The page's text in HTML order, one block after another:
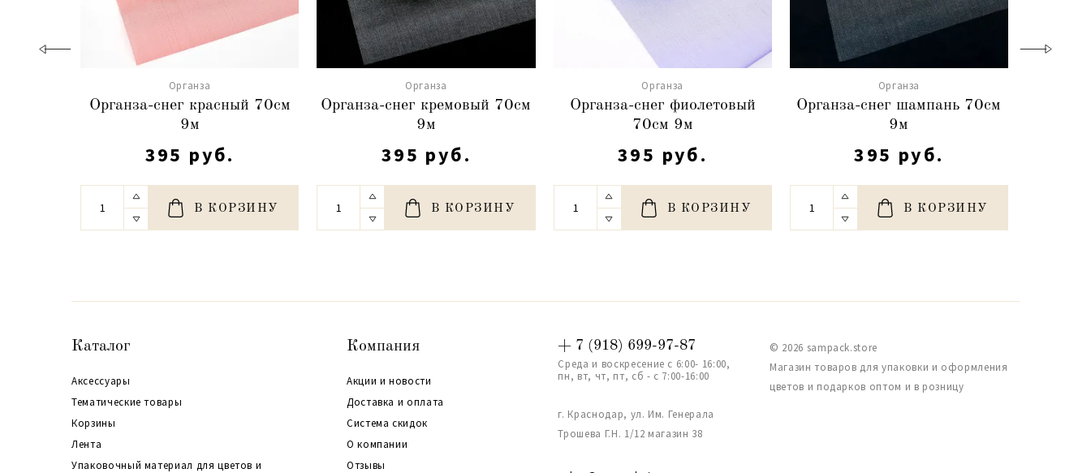
Органза
Органза-снег красный 70см
9м
395 руб.
В КОРЗИНУ
Органза
Органза-снег кремовый 70см
9м
395 руб.
В КОРЗИНУ
Органза
Органза-снег фиолетовый
70см 9м
395 руб.
В КОРЗИНУ
Органза
Органза-снег шампань 70см
9м
395 руб.
В КОРЗИНУ
Каталог
Аксессуары
Тематические товары
Корзины
Лента
Упаковочный материал для цветов и
Компания
Акции и новости
Доставка и оплата
Система скидок
О компании
Отзывы
+ 7 (918) 699-97-87
Среда и воскресение с 6:00- 16:00,
пн, вт, чт, пт, сб - с 7:00-16:00
г. Краснодар, ул. Им. Генерала
Трошева Г.Н. 1/12 магазин 38
© 2026 sampack.store
Магазин товаров для упаковки и оформления
цветов и подарков оптом и в розницу